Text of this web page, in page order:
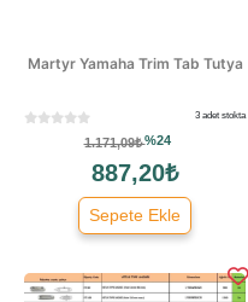
Martyr Yamaha Trim Tab Tutya
3 adet stokta
1.171,09₺%24
887,20₺
Sepete Ekle